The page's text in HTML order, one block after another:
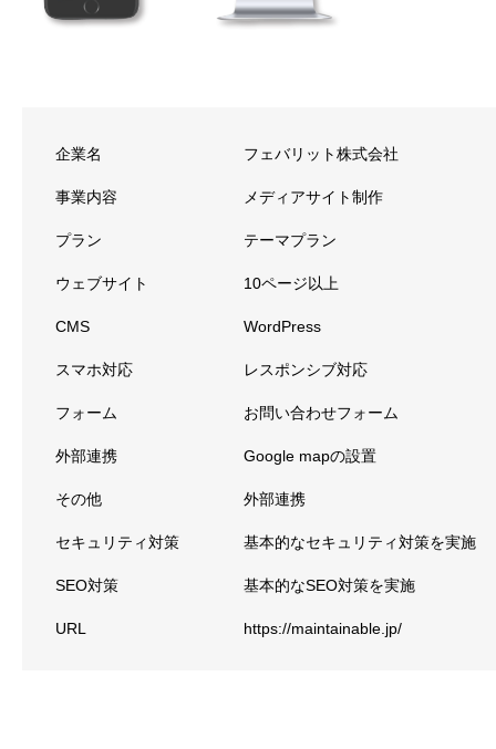
企業名 フェバリット株式会社
事業内容 メディアサイト制作
プラン テーマプラン
ウェブサイト 10ページ以上
CMS WordPress
スマホ対応 レスポンシブ対応
フォーム お問い合わせフォーム
外部連携 Google mapの設置
その他 外部連携
セキュリティ対策 基本的なセキュリティ対策を実施
SEO対策 基本的なSEO対策を実施
URL https://maintainable.jp/